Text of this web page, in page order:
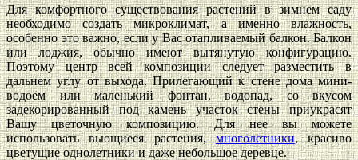
Для комфортного существования растений в зимнем саду
необходимо создать микроклимат, а именно влажность,
особенно это важно, если у Вас отапливаемый балкон. Балкон
или лоджия, обычно имеют вытянутую конфигурацию.
Поэтому центр всей композиции следует разместить в
дальнем углу от выхода. Прилегающий к стене дома мини-
водоём или маленький фонтан, водопад, со вкусом
задекорированный под камень участок стены приукрасят
Вашу цветочную композицию. Для нее вы можете
использовать вьющиеся растения,многолетники, красиво
цветущие однолетники и даже небольшое деревце.